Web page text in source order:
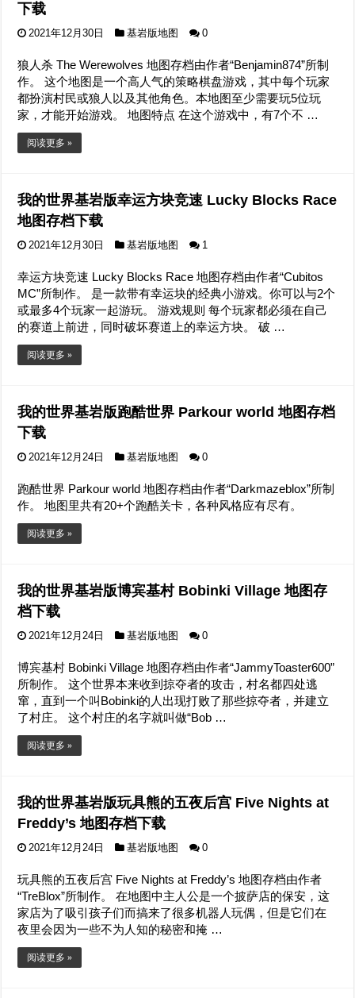
下载
2021年12月30日 基岩版地图 0
狼人杀 The Werewolves 地图存档由作者“Benjamin874”所制
作。 这个地图是一个高人气的策略棋盘游戏，其中每个玩家
都扮演村民或狼人以及其他角色。本地图至少需要玩5位玩
家，才能开始游戏。 地图特点 在这个游戏中，有7个不 …
阅读更多 »
我的世界基岩版幸运方块竞速 Lucky Blocks Race
地图存档下载
2021年12月30日 基岩版地图 1
幸运方块竞速 Lucky Blocks Race 地图存档由作者“Cubitos
MC”所制作。 是一款带有幸运块的经典小游戏。你可以与2个
或最多4个玩家一起游玩。 游戏规则 每个玩家都必须在自己
的赛道上前进，同时破坏赛道上的幸运方块。 破 …
阅读更多 »
我的世界基岩版跑酷世界 Parkour world 地图存档
下载
2021年12月24日 基岩版地图 0
跑酷世界 Parkour world 地图存档由作者“Darkmazeblox”所制
作。 地图里共有20+个跑酷关卡，各种风格应有尽有。
阅读更多 »
我的世界基岩版博宾基村 Bobinki Village 地图存
档下载
2021年12月24日 基岩版地图 0
博宾基村 Bobinki Village 地图存档由作者“JammyToaster600”
所制作。 这个世界本来收到掠夺者的攻击，村名都四处逃
窜，直到一个叫Bobinki的人出现打败了那些掠夺者，并建立
了村庄。 这个村庄的名字就叫做“Bob …
阅读更多 »
我的世界基岩版玩具熊的五夜后宫 Five Nights at
Freddy’s 地图存档下载
2021年12月24日 基岩版地图 0
玩具熊的五夜后宫 Five Nights at Freddy’s 地图存档由作者
“TreBlox”所制作。 在地图中主人公是一个披萨店的保安，这
家店为了吸引孩子们而搞来了很多机器人玩偶，但是它们在
夜里会因为一些不为人知的秘密和掩 …
阅读更多 »